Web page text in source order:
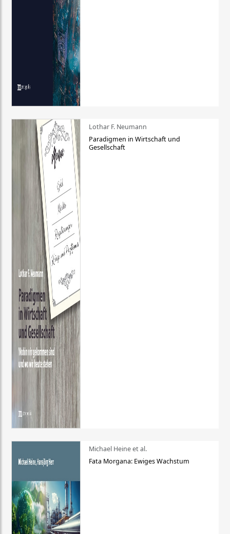
Lothar F. Neumann
Paradigmen in Wirtschaft und
Gesellschaft
Michael Heine et al.
Fata Morgana: Ewiges Wachstum